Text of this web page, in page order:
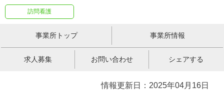
訪問看護
事業所トップ 事業所情報
求人募集 お問い合わせ シェアする
情報更新日：2025年04月16日